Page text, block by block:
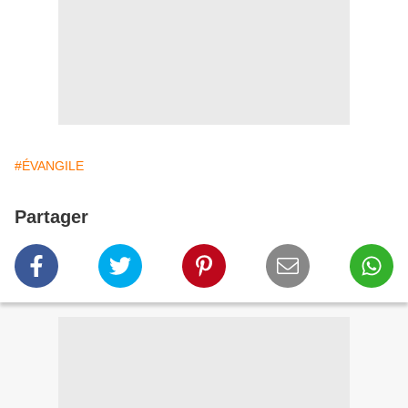
#ÉVANGILE
Partager